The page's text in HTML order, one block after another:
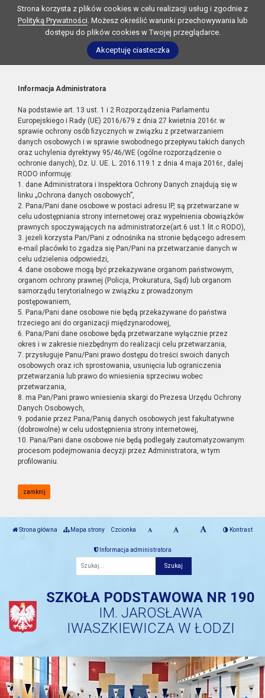
Strona korzysta z plików cookies w celu realizacji usług i zgodnie z
Polityką Prywatności. Możesz określić warunki przechowywania lub
dostępu do plików cookies w Twojej przeglądarce.
Akceptuję ciasteczka
Informacja Administratora
Na podstawie art. 13 ust. 1 i 2 Rozporządzenia Parlamentu
Europejskiego i Rady (UE) 2016/679 z dnia 27 kwietnia 2016r. w
sprawie ochrony osób fizycznych w związku z przetwarzaniem
danych osobowych i w sprawie swobodnego przepływu takich danych
oraz uchylenia dyrektywy 95/46/WE (ogólne rozporządzenie o
ochronie danych), Dz. U. UE. L. 2016.119.1 z dnia 4 maja 2016r., dalej
RODO informuję:
1. dane Administratora i Inspektora Ochrony Danych znajdują się w
linku „Ochrona danych osobowych”,
2. Pana/Pani dane osobowe w postaci adresu IP, są przetwarzane w
celu udostępniania strony internetowej oraz wypełnienia obowiązków
prawnych spoczywających na administratorze(art.6 ust.1 lit.c RODO),
3. jeżeli korzysta Pan/Pani z odnośnika na stronie będącego adresem
e-mail placówki to zgadza się Pan/Pani na przetwarzanie danych w
celu udzielenia odpowiedzi,
4. dane osobowe mogą być przekazywane organom państwowym,
organom ochrony prawnej (Policja, Prokuratura, Sąd) lub organom
samorządu terytorialnego w związku z prowadzonym
postępowaniem,
5. Pana/Pani dane osobowe nie będą przekazywane do państwa
trzeciego ani do organizacji międzynarodowej,
6. Pana/Pani dane osobowe będą przetwarzane wyłącznie przez
okres i w zakresie niezbędnym do realizacji celu przetwarzania,
7. przysługuje Panu/Pani prawo dostępu do treści swoich danych
osobowych oraz ich sprostowania, usunięcia lub ograniczenia
przetwarzania lub prawo do wniesienia sprzeciwu wobec
przetwarzania,
8. ma Pan/Pani prawo wniesienia skargi do Prezesa Urzędu Ochrony
Danych Osobowych,
9. podanie przez Pana/Panią danych osobowych jest fakultatywne
(dobrowolne) w celu udostępnienia strony internetowej,
10. Pana/Pani dane osobowe nie będą podlegały zautomatyzowanym
procesom podejmowania decyzji przez Administratora, w tym
profilowaniu.
zamknij
Strona główna Mapa strony Czcionka Kontrast
Informacja administratora
SZKOŁA PODSTAWOWA NR 190
IM. JAROSŁAWA
IWASZKIEWICZA W ŁODZI